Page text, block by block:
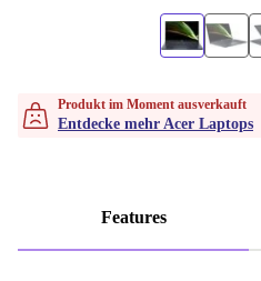
Produkt im Moment ausverkauft
Entdecke mehr Acer Laptops
Features